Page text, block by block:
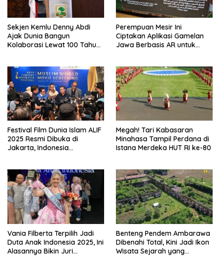
Sekjen Kemlu Denny Abdi
Ajak Dunia Bangun
Kolaborasi Lewat 100 Tahun
Perempuan Mesir Ini
Ciptakan Aplikasi Gamelan
Jawa Berbasis AR untuk
Festival Film Dunia Islam ALIF
2025 Resmi Dibuka di
Jakarta, Indonesia
Megah! Tari Kabasaran
Minahasa Tampil Perdana di
Istana Merdeka HUT RI ke-80
Vania Filberta Terpilih Jadi
Duta Anak Indonesia 2025, Ini
Alasannya Bikin Juri
Benteng Pendem Ambarawa
Dibenahi Total, Kini Jadi Ikon
Wisata Sejarah yang